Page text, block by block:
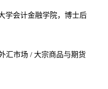
学会计金融学院，博士后
汇市场 / 大宗商品与期货